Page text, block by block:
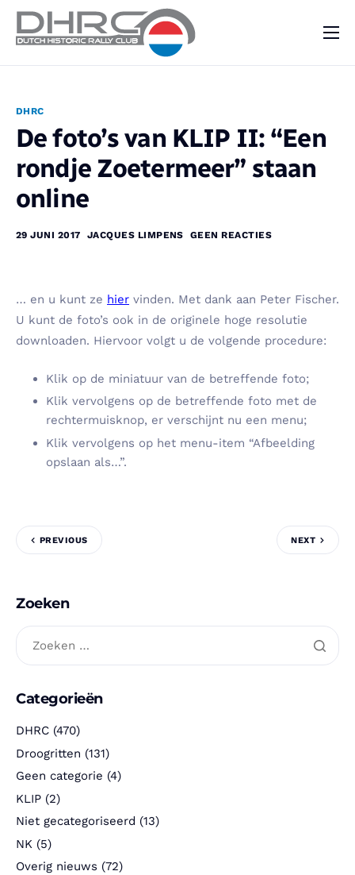
Vraag & Aanbod
Nieuws
Contact
DHRC
De foto’s van KLIP II: “Een
rondje Zoetermeer” staan
online
29 JUNI 2017 JACQUES LIMPENS GEEN REACTIES
… en u kunt ze hier vinden. Met dank aan Peter Fischer.
U kunt de foto’s ook in de originele hoge resolutie
downloaden. Hiervoor volgt u de volgende procedure:
Klik op de miniatuur van de betreffende foto;
Klik vervolgens op de betreffende foto met de
rechtermuisknop, er verschijnt nu een menu;
Klik vervolgens op het menu-item “Afbeelding
opslaan als…”.
PREVIOUS NEXT
Zoeken
Categorieën
DHRC (470)
Droogritten (131)
Geen categorie (4)
KLIP (2)
Niet gecategoriseerd (13)
NK (5)
Overig nieuws (72)